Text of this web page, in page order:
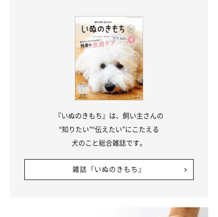
愛犬に病気がみつかった場合は、獣医師から今後起こりうる症状
や腹水の説明があるかもしれませんので、その場合は注意して観
察するようにしましょう。
『いぬのきもち』は、飼い主さんの
“知りたい”“伝えたい”にこたえる
犬のこと総合雑誌です。
雑誌『いぬのきもち』